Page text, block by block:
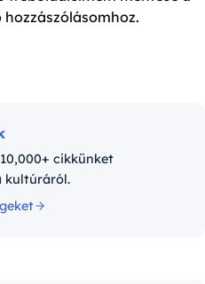
cikkünket
kultúráról.